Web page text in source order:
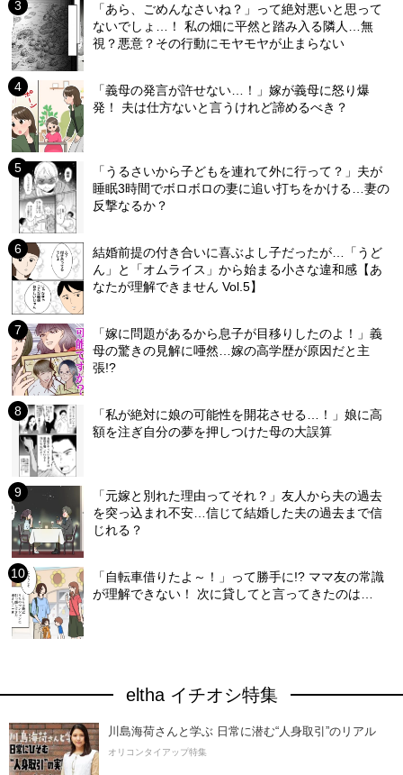
「あら、ごめんなさいね？」って絶対悪いと思って
ないでしょ…！ 私の畑に平然と踏み入る隣人…無
視？悪意？その行動にモヤモヤが止まらない
「義母の発言が許せない…！」嫁が義母に怒り爆
発！ 夫は仕方ないと言うけれど諦めるべき？
「うるさいから子どもを連れて外に行って？」夫が
睡眠3時間でボロボロの妻に追い打ちをかける…妻の
反撃なるか？
結婚前提の付き合いに喜ぶよし子だったが…「うど
ん」と「オムライス」から始まる小さな違和感【あ
なたが理解できません Vol.5】
「嫁に問題があるから息子が目移りしたのよ！」義
母の驚きの見解に唖然…嫁の高学歴が原因だと主
張!?
「私が絶対に娘の可能性を開花させる…！」娘に高
額を注ぎ自分の夢を押しつけた母の大誤算
「元嫁と別れた理由ってそれ？」友人から夫の過去
を突っ込まれ不安…信じて結婚した夫の過去まで信
じれる？
「自転車借りたよ～！」って勝手に!? ママ友の常識
が理解できない！ 次に貸してと言ってきたのは…
eltha イチオシ特集
川島海荷さんと学ぶ 日常に潜む“人身取引”のリアル
オリコンタイアップ特集